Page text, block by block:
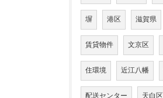
塀 港区 滋賀県
賃貸物件 文京区
住環境 近江八幡
配送センター 天白区